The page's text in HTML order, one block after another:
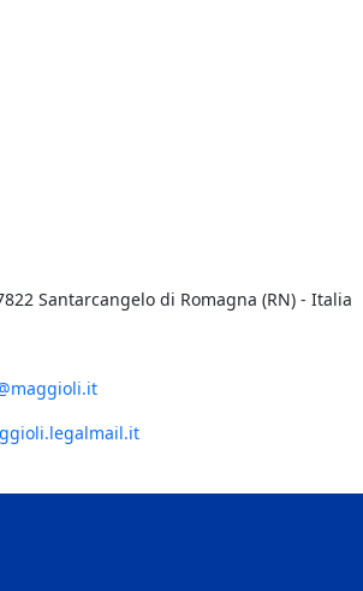
Santarcangelo di Romagna (RN) - Italia